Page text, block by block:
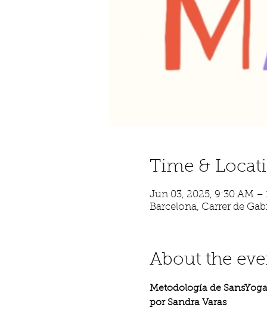
Time &
Jun 03, 2025, 9:30 AM –
Barcelona, Carrer de
About the
Metodología de
por Sandra Varas